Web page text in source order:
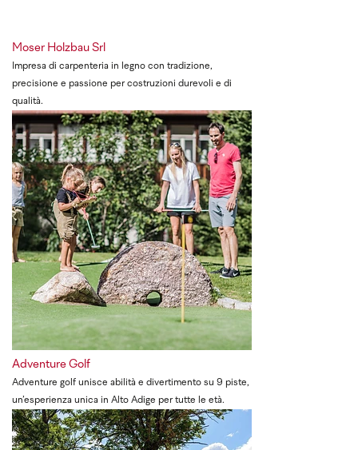
Moser Holzbau Srl
Impresa di carpenteria in legno con tradizione,
precisione e passione per costruzioni durevoli e di
qualità.
Adventure Golf
Adventure golf unisce abilità e divertimento su 9 piste,
un’esperienza unica in Alto Adige per tutte le età.